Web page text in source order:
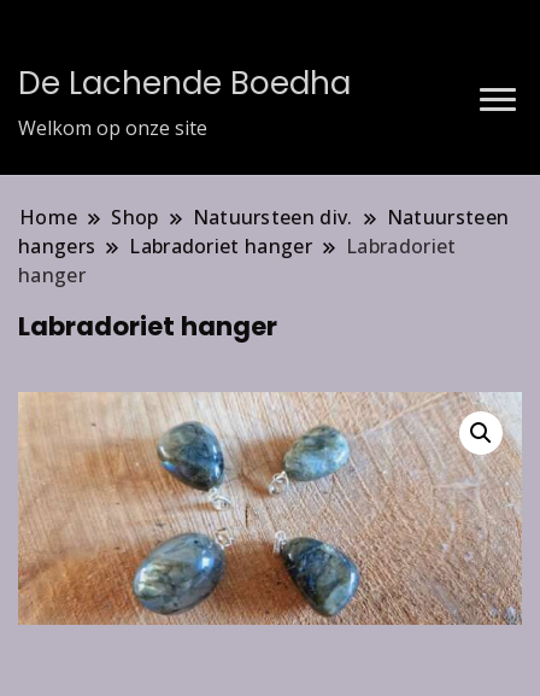
De Lachende Boedha
Welkom op onze site
Home Shop Natuursteen div.
Natuursteen
hangers
Labradoriet hanger
Labradoriet
hanger
Labradoriet hanger